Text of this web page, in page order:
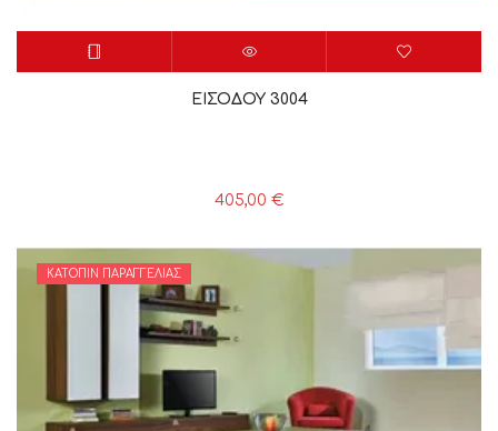
ΕΙΣΟΔΟΥ 3004
405,00 €
ΚΑΤΌΠΙΝ ΠΑΡΑΓΓΕΛΊΑΣ